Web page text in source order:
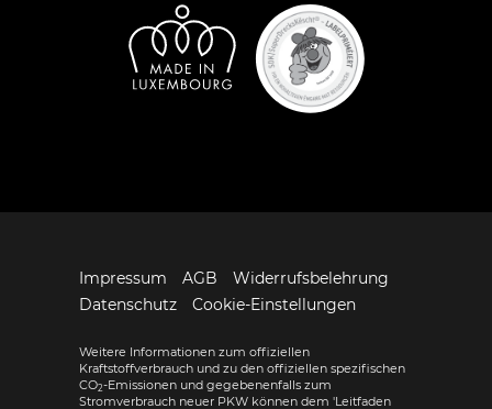
Impressum AGB
Widerrufsbelehrung
Datenschutz
Cookie-Einstellungen
Weitere Informationen zum offiziellen
Kraftstoffverbrauch und zu den offiziellen spezifischen
CO2-Emissionen und gegebenenfalls zum
Stromverbrauch neuer PKW können dem 'Leitfaden